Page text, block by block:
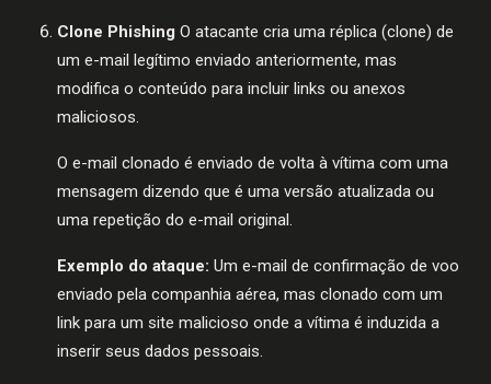
Clone Phishing O atacante cria uma réplica (clone) de
um e-mail legítimo enviado anteriormente, mas
modifica o conteúdo para incluir links ou anexos
maliciosos.
O e-mail clonado é enviado de volta à vítima com uma
mensagem dizendo que é uma versão atualizada ou
uma repetição do e-mail original.
Exemplo do ataque: Um e-mail de confirmação de voo
enviado pela companhia aérea, mas clonado com um
link para um site malicioso onde a vítima é induzida a
inserir seus dados pessoais.